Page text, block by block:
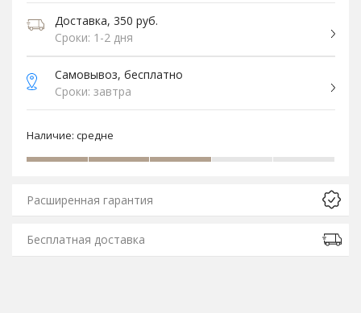
Доставка, 350 руб.
Сроки: 1-2 дня
Самовывоз, бесплатно
Сроки: завтра
Наличие: средне
Расширенная гарантия
Бесплатная доставка